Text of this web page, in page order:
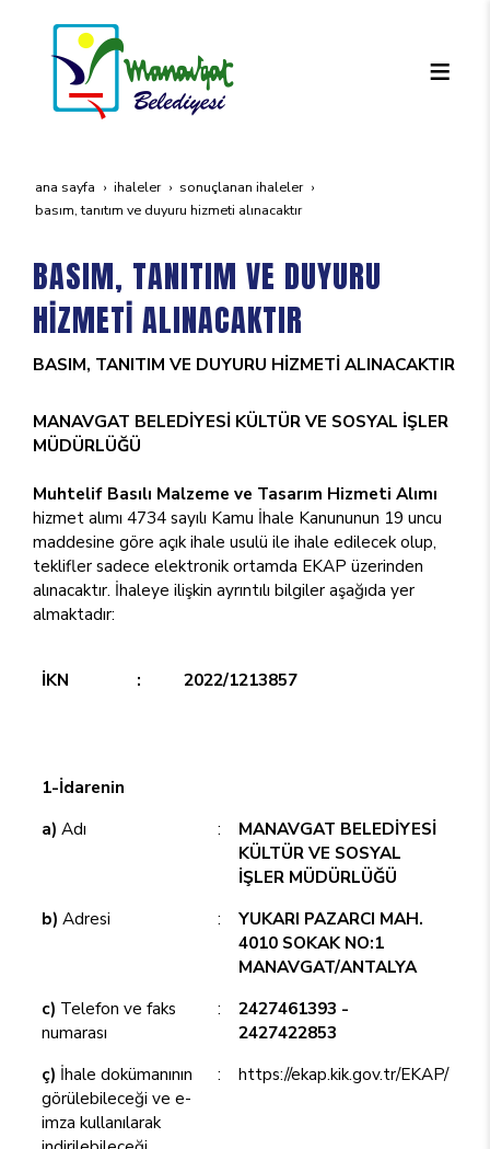
ana sayfa i̇haleler
sonuçlanan i̇haleler
basim, tanitim ve duyuru hi̇zmeti̇ alinacaktir
BASIM, TANITIM VE DUYURU
HİZMETİ ALINACAKTIR
BASIM, TANITIM VE DUYURU HİZMETİ ALINACAKTIR
MANAVGAT BELEDİYESİ KÜLTÜR VE SOSYAL İŞLER
MÜDÜRLÜĞÜ
Muhtelif Basılı Malzeme ve Tasarım Hizmeti Alımı
hizmet alımı 4734 sayılı Kamu İhale Kanununun 19 uncu
maddesine göre açık ihale usulü ile ihale edilecek olup,
teklifler sadece elektronik ortamda EKAP üzerinden
alınacaktır. İhaleye ilişkin ayrıntılı bilgiler aşağıda yer
almaktadır:
İKN : 2022/1213857
1-İdarenin
a) Adı :
MANAVGAT BELEDİYESİ
KÜLTÜR VE SOSYAL
İŞLER MÜDÜRLÜĞÜ
b) Adresi :
YUKARI PAZARCI MAH.
4010 SOKAK NO:1
MANAVGAT/ANTALYA
c) Telefon ve faks
numarası
:
2427461393 -
2427422853
ç) İhale dokümanının
görülebileceği ve e-
imza kullanılarak
: https://ekap.kik.gov.tr/EKAP/